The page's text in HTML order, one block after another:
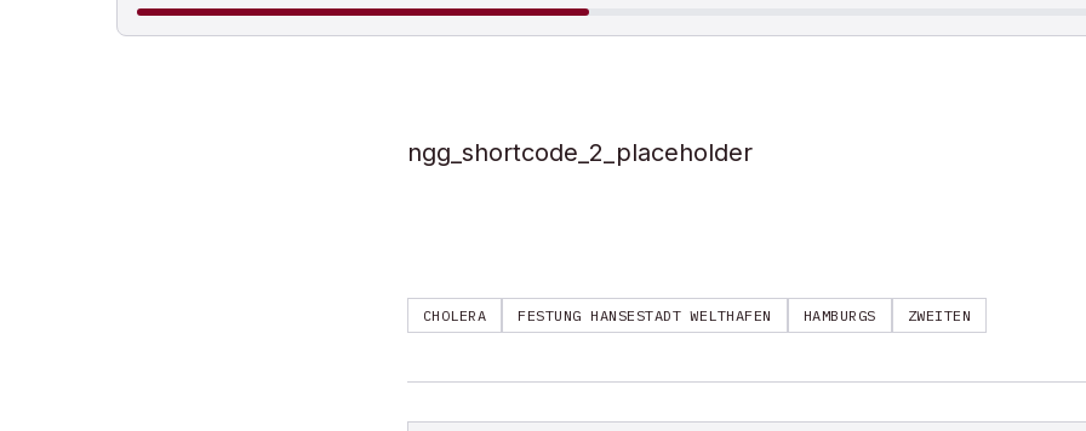
ngg_shortcode_2_placeholder
CHOLERA FESTUNG HANSESTADT WELTHAFEN HAMBURGS ZWEITEN